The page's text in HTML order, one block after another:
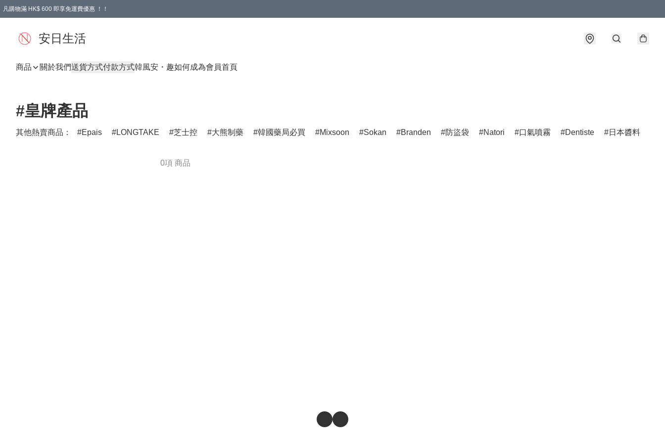
凡購物滿 HK$ 600 即享免運費優惠 ！！
安日生活
商品 關於我們送貨方式付款方式韓風安・趣如何成為會員首頁
#皇牌產品
其他熱賣商品： Epais LONGTAKE 芝士控 大熊制藥 韓國藥局必買 Mixsoon Sokan Branden 防盜袋 Natori 口氣噴霧 Dentiste 日本醬料
0項 商品